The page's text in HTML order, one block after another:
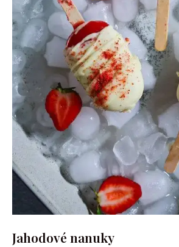
Jahodové nanuky